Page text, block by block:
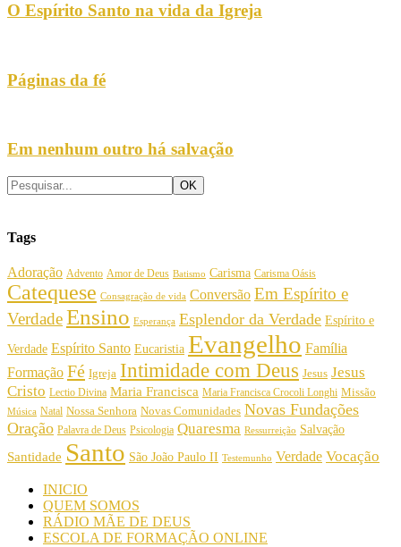
O Espírito Santo na vida da Igreja
Páginas da fé
Em nenhum outro há salvação
Tags
Adoração Advento Amor de Deus Batismo Carisma Carisma Oásis
Catequese Consagração de vida Conversão Em Espírito e
VerdadeEnsino Esperança Esplendor da Verdade Espírito e
Verdade Espírito Santo Eucaristia Evangelho Família
Formação Fé Igreja Intimidade com Deus Jesus Jesus
Cristo Lectio Divina Maria Francisca Maria Francisca Crocoli Longhi Missão
Música Natal Nossa Senhora Novas Comunidades Novas Fundações
Oração Palavra de Deus Psicologia Quaresma Ressurreição Salvação
Santidade Santo São João Paulo II Testemunho Verdade Vocação
INICIO
QUEM SOMOS
RÁDIO MÃE DE DEUS
ESCOLA DE FORMAÇÃO ONLINE